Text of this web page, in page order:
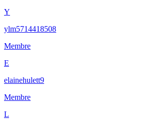
Y
ylm5714418508
Membre
E
elainehulett9
Membre
L